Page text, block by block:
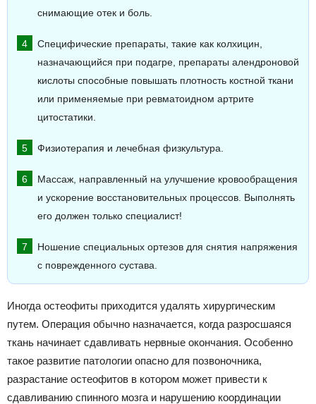
снимающие отек и боль.
Специфические препараты, такие как колхицин,
назначающийся при подагре, препараты алендроновой
кислоты способные повышать плотность костной ткани
или применяемые при ревматоидном артрите
цитостатики.
Физиотерапия и лечебная физкультура.
Массаж, направленный на улучшение кровообращения
и ускорение восстановительных процессов. Выполнять
его должен только специалист!
Ношение специальных ортезов для снятия напряжения
с поврежденного сустава.
Иногда остеофиты приходится удалять хирургическим
путем. Операция обычно назначается, когда разросшаяся
ткань начинает сдавливать нервные окончания. Особенно
такое развитие патологии опасно для позвоночника,
разрастание остеофитов в котором может привести к
сдавливанию спинного мозга и нарушению координации